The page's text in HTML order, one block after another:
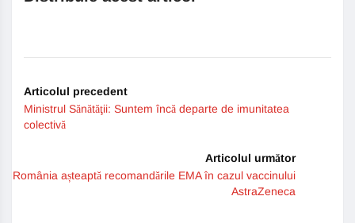
Articolul precedent
Ministrul Sănătăţii: Suntem încă departe de imunitatea
colectivă
Articolul următor
România așteaptă recomandările EMA în cazul vaccinului
AstraZeneca